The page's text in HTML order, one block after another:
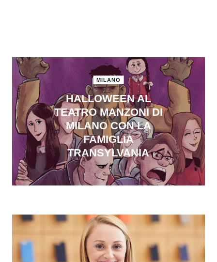
MILANO
HALLOWEEN AL
TEATRO MANZONI DI
MILANO CON LA
FAMIGLIA
TRANSYLVANIA